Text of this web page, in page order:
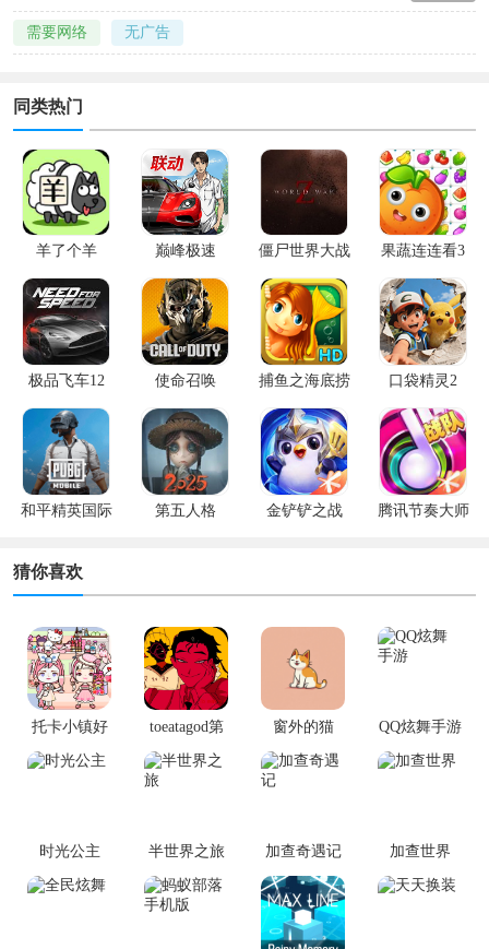
需要网络 无广告
同类热门
羊了个羊 巅峰极速 僵尸世界大战 果蔬连连看3
极品飞车12 使命召唤 捕鱼之海底捞 口袋精灵2
和平精英国际
第五人格 金铲铲之战 腾讯节奏大师
猜你喜欢
托卡小镇好
toeatagod第
窗外的猫 QQ炫舞手游
时光公主 半世界之旅 加查奇遇记 加查世界